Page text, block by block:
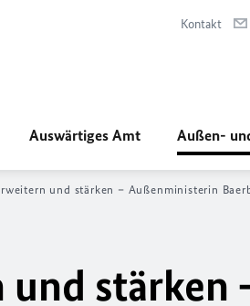
Kontakt
Auswärtiges Amt Außen-
und stärken – Außenministerin
stärken